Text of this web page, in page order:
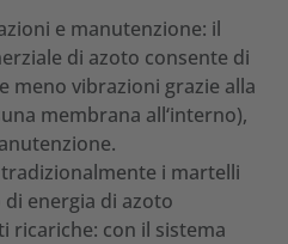
e manutenzione: il
di azoto consente di
meno vibrazioni grazie alla
membrana all‘interno),
i martelli
energia di azoto
ricariche: con il sistema